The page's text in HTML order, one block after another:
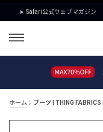
Safari公式ウェブマガジン
ホーム ブーツ | THING